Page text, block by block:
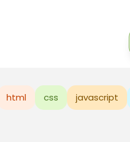
html css javascript